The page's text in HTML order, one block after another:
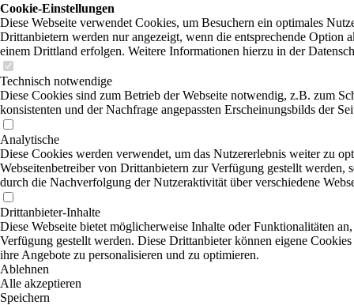
Cookie-Einstellungen
Diese Webseite verwendet Cookies, um Besuchern ein optimales
Drittanbietern werden nur angezeigt, wenn die entsprechende Option
einem Drittland erfolgen. Weitere Informationen hierzu in der
Technisch notwendige
Diese Cookies sind zum Betrieb der Webseite notwendig, z.B. zum
konsistenten und der Nachfrage angepassten Erscheinungsbilds der
Analytische
Diese Cookies werden verwendet, um das Nutzererlebnis weiter zu
Webseitenbetreiber von Drittanbietern zur Verfügung gestellt werden,
durch die Nachverfolgung der Nutzeraktivität über verschiedene
Drittanbieter-Inhalte
Diese Webseite bietet möglicherweise Inhalte oder Funktionalitäten
Verfügung gestellt werden. Diese Drittanbieter können eigene
ihre Angebote zu personalisieren und zu optimieren.
Ablehnen
Alle akzeptieren
Speichern